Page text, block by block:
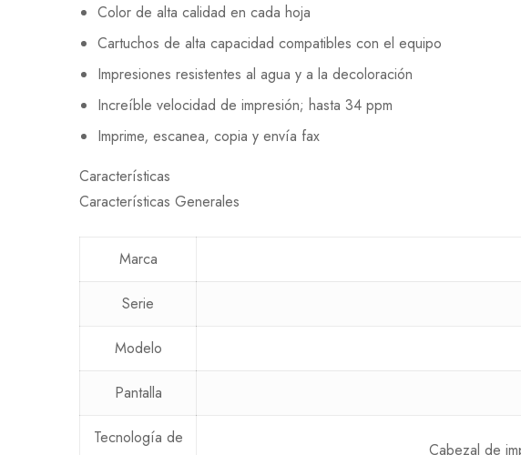
Color de alta calidad en cada hoja
Cartuchos de alta capacidad compatibles con el equipo
Impresiones resistentes al agua y a la decoloración
Increíble velocidad de impresión; hasta 34 ppm
Imprime, escanea, copia y envía fax
Características
Características Generales
Marca
Serie
Modelo
Pantalla
Tecnología de
Cabezal de